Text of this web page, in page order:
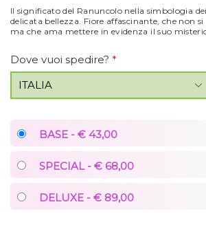
Il significato del Ranuncolo nella simbologia
delicata bellezza. Fiore affascinante, che non
ma che ama mettere in evidenza il suo
Dove vuoi spedire? *
BASE - € 43,00
SPECIAL - € 68,00
DELUXE - € 89,00